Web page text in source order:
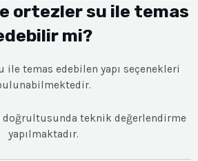
ortezler su ile temas
mi?
ile temas edebilen yapı seçenekleri
doğrultusunda teknik değerlendirme
yapılmaktadır.